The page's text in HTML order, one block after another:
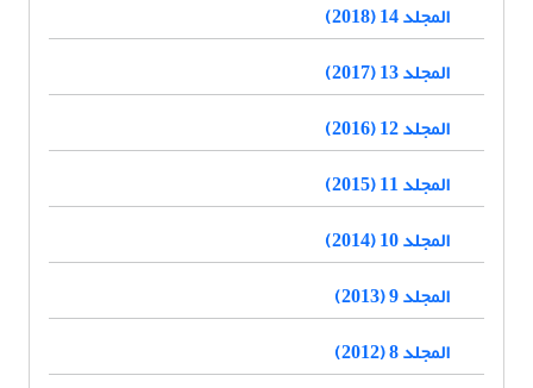
المجلد 14 (2018)
المجلد 13 (2017)
المجلد 12 (2016)
المجلد 11 (2015)
المجلد 10 (2014)
المجلد 9 (2013)
المجلد 8 (2012)